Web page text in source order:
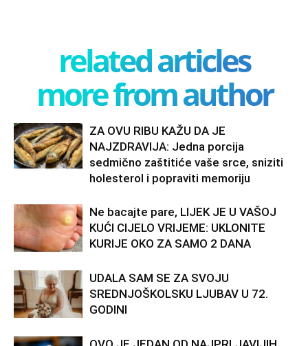
related articles
more from author
ZA OVU RIBU KAŽU DA JE
NAJZDRAVIJA: Jedna porcija
sedmično zaštitiće vaše srce, sniziti
holesterol i popraviti memoriju
Ne bacajte pare, LIJEK JE U VAŠOJ
KUĆI CIJELO VRIJEME: UKLONITE
KURIJE OKO ZA SAMO 2 DANA
UDALA SAM SE ZA SVOJU
SREDNJOŠKOLSKU LJUBAV U 72.
GODINI